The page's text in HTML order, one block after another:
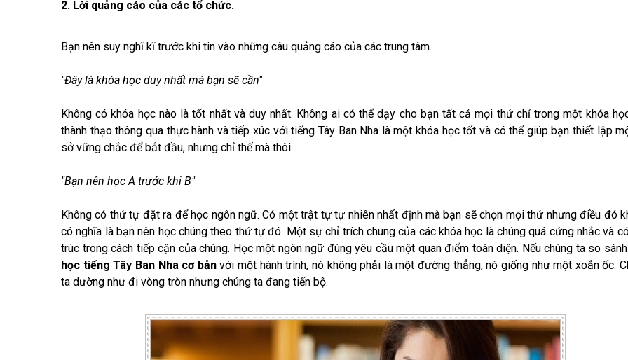
2. Lời quảng cáo của các tổ chức.
Bạn nên suy nghĩ kĩ trước khi tin vào những câu quảng cáo của các trung tâm.
"Đây là khóa học duy nhất mà bạn sẽ cần"
Không có khóa học nào là tốt nhất và duy nhất. Không ai có thể dạy cho bạn tất cả mọi thứ chỉ trong một khóa
thành thạo thông qua thực hành và tiếp xúc với tiếng Tây Ban Nha là một khóa học tốt và có thể giúp bạn thiết lập
sở vững chắc để bắt đầu, nhưng chỉ thế mà thôi.
"Bạn nên học A trước khi B"
Không có thứ tự đặt ra để học ngôn ngữ. Có một trật tự tự nhiên nhất định mà bạn sẽ chọn mọi thứ nhưng điều đó
có nghĩa là bạn nên học chúng theo thứ tự đó. Một sự chỉ trích chung của các khóa học là chúng quá cứng nhắc và
trúc trong cách tiếp cận của chúng. Học một ngôn ngữ đúng yêu cầu một quan điểm toàn diện. Nếu chúng ta so
học tiếng Tây Ban Nha cơ bảnvới một hành trình, nó không phải là một đường thẳng, nó giống như một xoắn ốc.
ta dường như đi vòng tròn nhưng chúng ta đang tiến bộ.